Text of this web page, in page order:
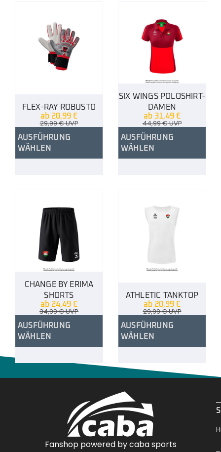
FLEX-RAY ROBUSTO
ab 20,99 €
29,99€UVP
AUSFÜHRUNG
WÄHLEN
SIX WINGS POLOSHIRT-
DAMEN
ab 31,49 €
44,99€UVP
AUSFÜHRUNG
WÄHLEN
CHANGE BY ERIMA
SHORTS
ab 24,49 €
34,99€UVP
AUSFÜHRUNG
WÄHLEN
ATHLETIC TANKTOP
ab 20,99 €
29,99€UVP
AUSFÜHRUNG
WÄHLEN
Fanshop powered by caba sports